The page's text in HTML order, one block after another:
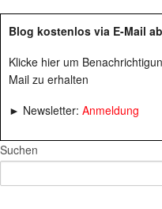
Blog kostenlos via E-Mail
Klicke hier um
Mail zu erhalten
► Newsletter: Anmeldung
Suchen